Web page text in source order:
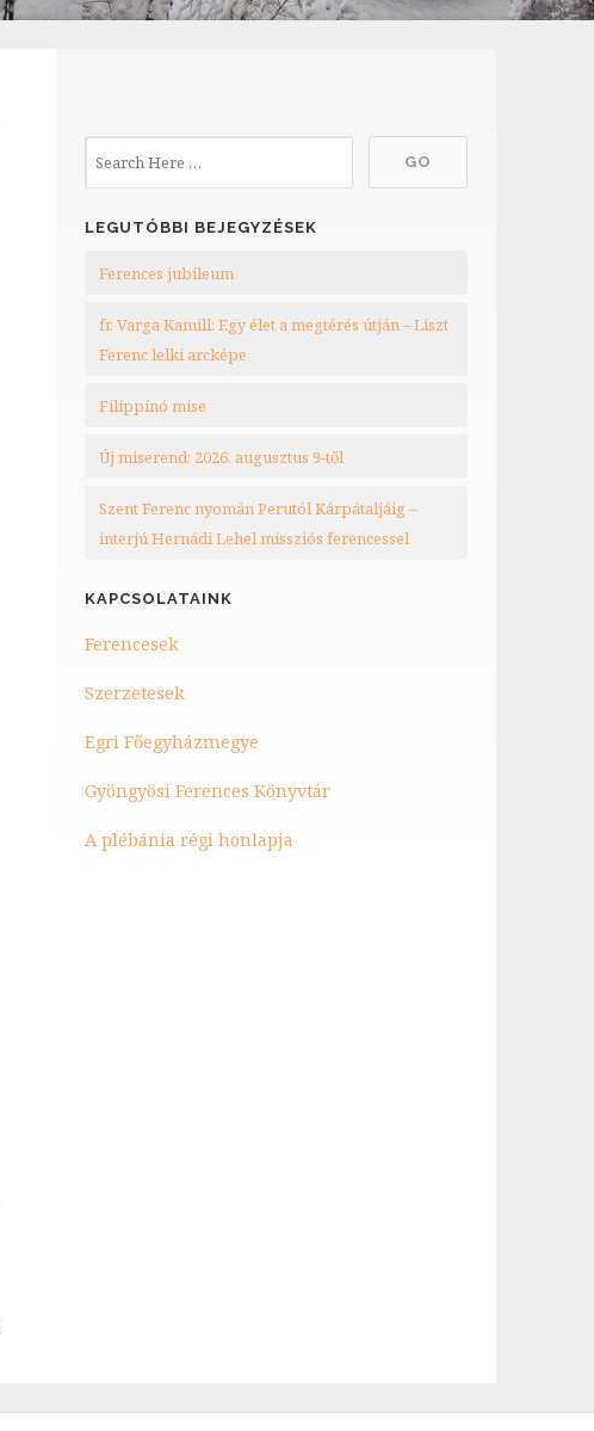
LEGUTÓBBI BEJEGYZÉSEK
Ferences jubileum
fr. Varga Kamill: Egy élet a megtérés útján – Liszt
Ferenc lelki arcképe
Filippínó mise
Új miserend: 2026. augusztus 9-től
Szent Ferenc nyomán Perutól Kárpátaljáig –
interjú Hernádi Lehel missziós ferencessel
KAPCSOLATAINK
Ferencesek
Szerzetesek
Egri Főegyházmegye
Gyöngyösi Ferences Könyvtár
A plébánia régi honlapja